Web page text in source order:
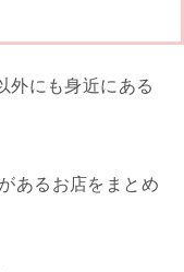
外にも身近にある
あるお店をまとめ